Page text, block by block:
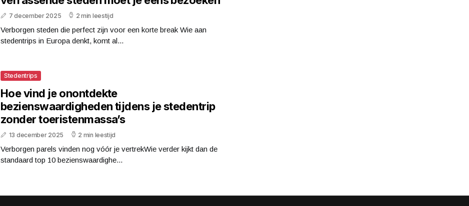
7 december 2025 2 min leestijd
Verborgen steden die perfect zijn voor een korte break Wie aan
stedentrips in Europa denkt, komt al...
Stedentrips
Hoe vind je onontdekte
bezienswaardigheden tijdens je stedentrip
zonder toeristenmassa’s
13 december 2025 2 min leestijd
Verborgen parels vinden nog vóór je vertrekWie verder kijkt dan de
standaard top 10 bezienswaardighe...